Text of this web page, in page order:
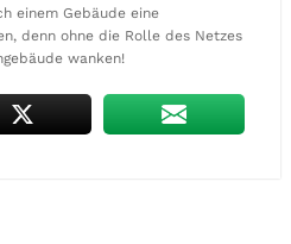
einem Gebäude eine
denn ohne die Rolle des Netzes
wanken!